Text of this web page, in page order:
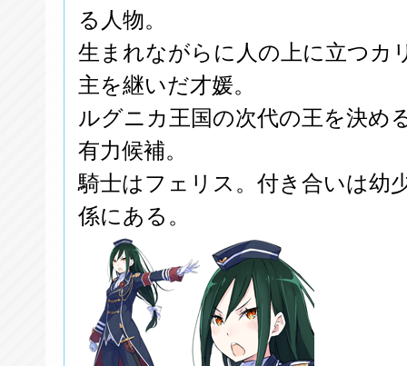
る人物。
生まれながらに人の上に立つカ
主を継いだ才媛。
ルグニカ王国の次代の王を決め
有力候補。
騎士はフェリス。付き合いは幼
係にある。